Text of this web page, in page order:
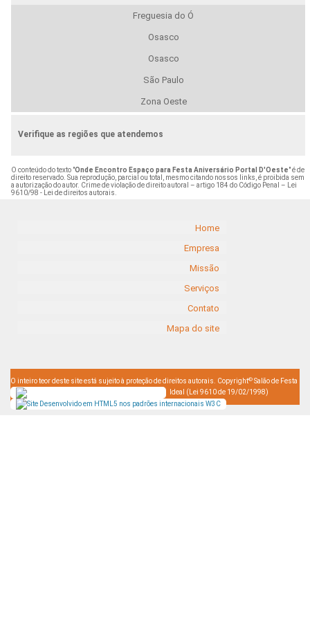
Freguesia do Ó
Osasco
Osasco
São Paulo
Zona Oeste
Verifique as regiões que atendemos
O conteúdo do texto "Onde Encontro Espaço para Festa Aniversário Portal D'Oeste" é de
direito reservado. Sua reprodução, parcial ou total, mesmo citando nossos links, é proibida sem
a autorização do autor. Crime de violação de direito autoral – artigo 184 do Código Penal –
Lei
9610/98 - Lei de direitos autorais
Home
Empresa
Missão
Serviços
Contato
Mapa do site
O inteiro teor deste site está sujeito à proteção de direitos autorais. Copyright© Salão de Festa
Ideal (Lei 9610 de 19/02/1998)